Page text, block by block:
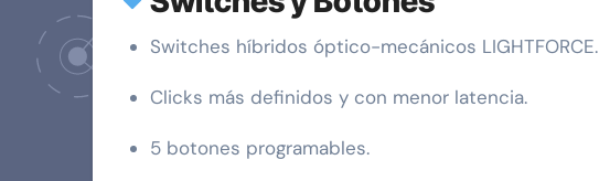
Switches híbridos óptico-mecánicos LIGHTFORCE.
Clicks más definidos y con menor latencia.
5 botones programables.